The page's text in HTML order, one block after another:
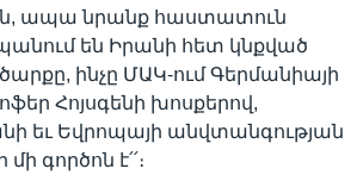
ապա նրանք հաստատուն
են Իրանի հետ կնքված
ինչը ՄԱԿ-ում Գերմանիայի
Հոյսգենի խոսքերով,
եւ Եվրոպայի անվտանգության
գործոն է՛՛։